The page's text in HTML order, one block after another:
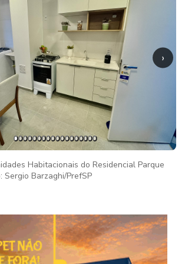
›
Habitacionais do Residencial Parque
Sergio Barzaghi/PrefSP